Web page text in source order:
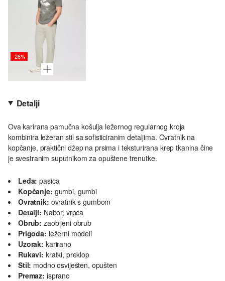
-28%
Detalji
Ova karirana pamučna košulja ležernog regularnog kroja
kombinira ležeran stil sa sofisticiranim detaljima. Ovratnik na
kopčanje, praktični džep na prsima i teksturirana krep tkanina čine
je svestranim suputnikom za opuštene trenutke.
Leđa: pasica
Kopčanje: gumbi, gumbi
Ovratnik: ovratnik s gumbom
Detalji: Nabor, vrpca
Obrub: zaobljeni obrub
Prigoda: ležerni modeli
Uzorak: karirano
Rukavi: kratki, preklop
Stil: modno osviješten, opušten
Premaz: isprano